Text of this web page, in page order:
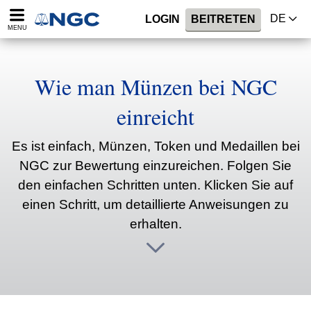
MENU
LOGIN BEITRETEN DE
Wie man Münzen bei NGC
einreicht
Es ist einfach, Münzen, Token und Medaillen bei
NGC zur Bewertung einzureichen. Folgen Sie
den einfachen Schritten unten. Klicken Sie auf
einen Schritt, um detaillierte Anweisungen zu
erhalten.